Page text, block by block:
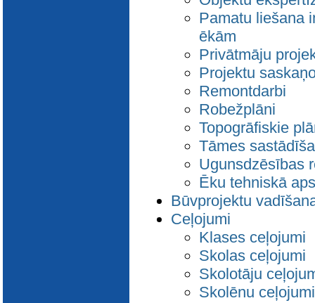
Pamatu liešana
ēkām
Privātmāju
Projektu
Remontdarbi
Robežplāni
Topogrāfiskie
Tāmes
Ugunsdzēsības
Ēku tehniskā
Būvprojektu
Ceļojumi
Klases ceļojumi
Skolas ceļojumi
Skolotāju
Skolēnu ceļojumi